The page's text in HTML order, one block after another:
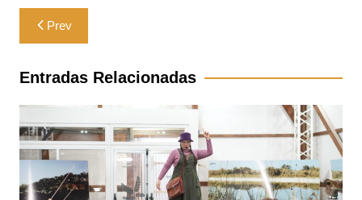
Navegación
de
entradas
Prev
Entradas Relacionadas